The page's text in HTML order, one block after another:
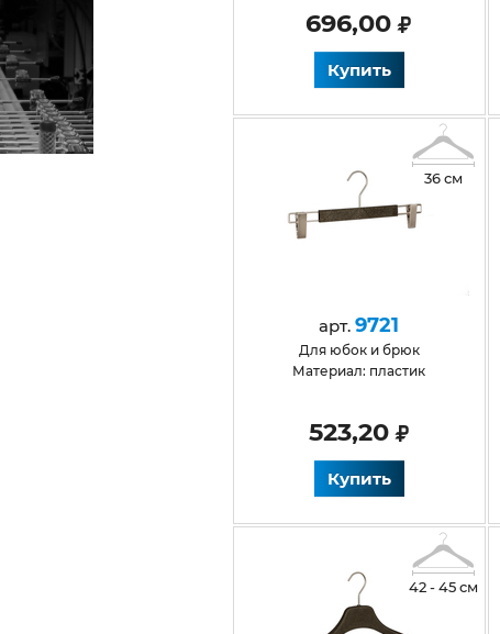
696,00
Купить
36 см
арт.9721
для юбок и брюк
Материал: пластик
523,20
Купить
42 - 45 см